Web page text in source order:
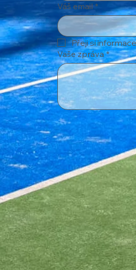
Váš email *
Přeji si
Vaše zpráva *